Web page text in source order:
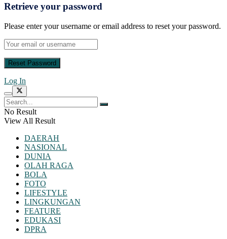
Retrieve your password
Please enter your username or email address to reset your password.
Log In
No Result
View All Result
DAERAH
NASIONAL
DUNIA
OLAH RAGA
BOLA
FOTO
LIFESTYLE
LINGKUNGAN
FEATURE
EDUKASI
DPRA